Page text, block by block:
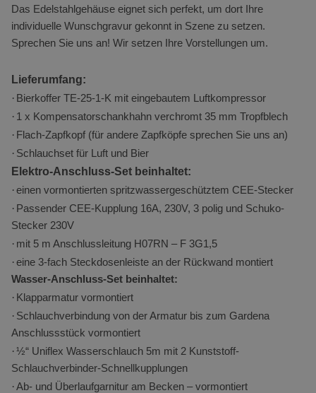
Das Edelstahlgehäuse eignet sich perfekt, um dort Ihre
individuelle Wunschgravur gekonnt in Szene zu setzen.
Sprechen Sie uns an! Wir setzen Ihre Vorstellungen um.
Lieferumfang:
· Bierkoffer TE-25-1-K mit eingebautem Luftkompressor
· 1 x Kompensatorschankhahn verchromt 35 mm Tropfblech
· Flach-Zapfkopf (für andere Zapfköpfe sprechen Sie uns an)
· Schlauchset für Luft und Bier
Elektro-Anschluss-Set beinhaltet:
·einen vormontierten spritzwassergeschütztem CEE-Stecker
· Passender CEE-Kupplung 16A, 230V, 3 polig und Schuko-
Stecker 230V
· mit 5 m Anschlussleitung H07RN – F 3G1,5
·eine 3-fach Steckdosenleiste an der Rückwand montiert
Wasser-Anschluss-Set beinhaltet:
· Klapparmatur vormontiert
· Schlauchverbindung von der Armatur bis zum Gardena
Anschlussstück vormontiert
·½“ Uniflex Wasserschlauch 5m mit 2 Kunststoff-
Schlauchverbinder-Schnellkupplungen
·Ab- und Überlaufgarnitur am Becken – vormontiert
direkt zu identifizieren.
Name
Anbieter
Domäne
Ablaufdatum
_ga_BPTML0GNXS
_ga
Google LLC
.minikuechen.de
1 Jahr 1
Monat
Dieser
Name